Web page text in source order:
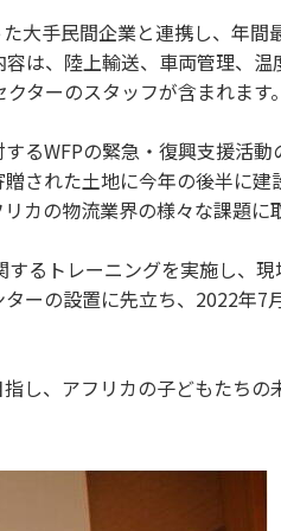
大手民間企業と連携し、年間
は、陸上輸送、車両管理、温
ターのスタッフが含まれます。
るWFPの緊急・復興支援活
された土地に今年の後半に建
カの物流業界の様々な課題に
るトレーニングを実施し、
ーの設置に先立ち、2022年7
し、アフリカの子どもたちの